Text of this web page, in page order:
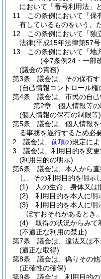
において「番号利用法」
11
この条例において「保
有しているものをいう。
12
この条例において「独
法律(平成15年法律第57
13
この条例において「地
(令7条例24・一部
(議会の責務)
第3条
議会は、その保有
(自己情報コントロール権
第4条
議会は、市民の自
第2章
個人情報等
(個人情報の保有の制限等)
第5条
議会は、個人情報
る事務を遂行するため必
2
議会は、 前項の規定に
3
議会は、利用目的を変
(利用目的の明示)
第6条
議会は、本人から
し、その利用目的を明示
(1)
人の生命、身体又は
(2)
利用目的を本人に明
(3)
利用目的を本人に明
ぼすおそれがあるとき。
(4)
取得の状況からみて
(不適正な利用の禁止)
第7条
議会は、違法又は
(適正な取得)
第8条
議会は、偽りその
(正確性の確保)
第9条
議会は、利用目的